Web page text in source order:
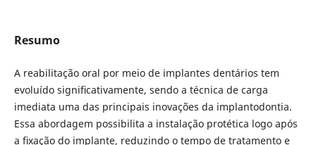
Resumo
A reabilitação oral por meio de implantes dentários tem
evoluído signiﬁcativamente, sendo a técnica de carga
imediata uma das principais inovações da implantodontia.
Essa abordagem possibilita a instalação protética logo após
a ﬁxação do implante, reduzindo o tempo de tratamento e